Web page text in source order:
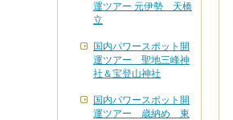
運ツアー 元伊勢 天橋
立
国内パワースポット開
運ツアー 聖地三峰神
社＆宝登山神社
国内パワースポット開
運ツアー 歳納め 東